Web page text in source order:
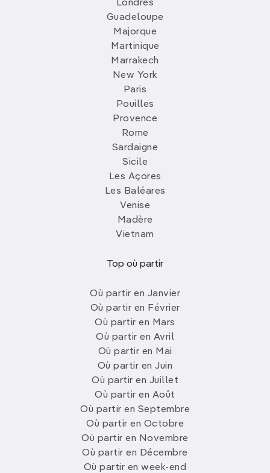
Londres
Guadeloupe
Majorque
Martinique
Marrakech
New York
Paris
Pouilles
Provence
Rome
Sardaigne
Sicile
Les Açores
Les Baléares
Venise
Madère
Vietnam
Top où partir
Où partir en Janvier
Où partir en Février
Où partir en Mars
Où partir en Avril
Où partir en Mai
Où partir en Juin
Où partir en Juillet
Où partir en Août
Où partir en Septembre
Où partir en Octobre
Où partir en Novembre
Où partir en Décembre
Où partir en week-end